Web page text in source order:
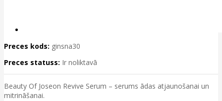
Preces kods: ginsna30
Preces statuss: Ir noliktavā
Beauty Of Joseon Revive Serum – serums ādas atjaunošanai un
mitrināšanai.